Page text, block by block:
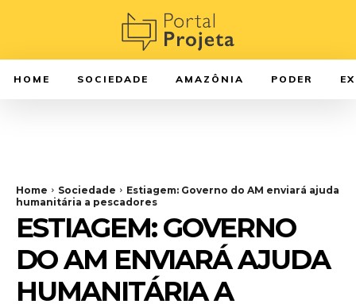
HOME SOCIEDADE AMAZÔNIA PODER
Home Sociedade
Estiagem: Governo do AM enviará ajuda
humanitária a pescadores
ESTIAGEM: GOVERNO
DO AM ENVIARÁ AJUDA
HUMANITÁRIA A